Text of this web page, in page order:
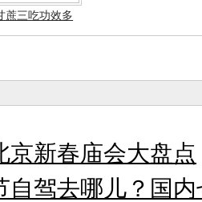
蔗三吃功效多
京新春庙会大盘点
自驾去哪儿？国